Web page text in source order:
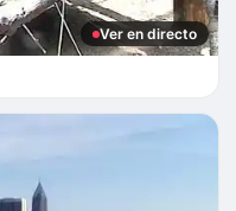
Ver en directo